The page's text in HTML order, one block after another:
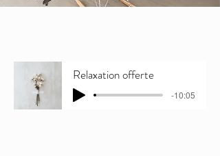
Relaxation offerte
-10:05